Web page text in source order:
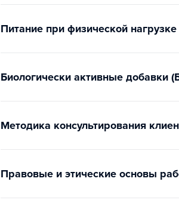
Питание при физической нагрузке
Биологически активные добавки
Методика консультирования
Правовые и этические основы